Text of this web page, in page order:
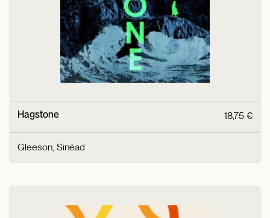
Hagstone 18,75 €
Gleeson, Sinéad